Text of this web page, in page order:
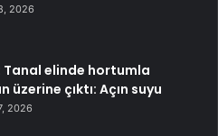
2026
Tanal elinde hortumla
üzerine çıktı: Açın suyu
2026